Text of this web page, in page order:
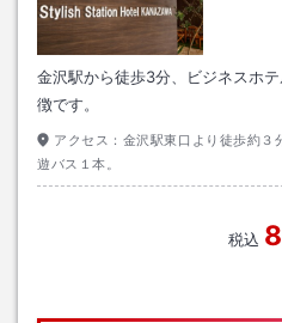
金沢駅から徒歩3分、ビジネスホ
徴です。
アクセス： 金沢駅東口より徒歩約３
遊バス１本。
税込